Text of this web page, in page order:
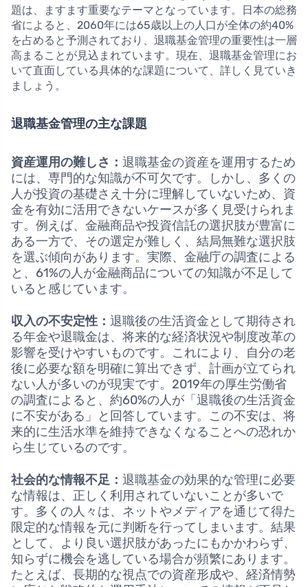
題は、ますます重要なテーマとなっています。日本の総務
省によると、2060年には65歳以上の人口が全体の約40%
を占めると予測されており、退職基金管理の重要性は一層
高まることが見込まれています。現在、退職基金管理にお
いて直面している具体的な課題について、詳しく見ていき
ましょう。
退職基金管理の主な課題
資産運用の難しさ： 退職基金の資産を運用するため
には、専門的な知識が不可欠です。しかし、多くの
人が投資の基礎さえ十分に理解していないため、資
金を有効に活用できないケースが多く見受けられま
す。例えば、金融商品や投資信託の選択肢が豊富に
ある一方で、その選定が難しく、結局無難な選択肢
を選ぶ傾向があります。実際、金融庁の調査による
と、61%の人が金融商品についての知識が不足して
いると感じています。
収入の不安定性： 退職後の生活資金として期待され
る年金や退職金は、将来的な経済状況や制度改革の
影響を受けやすいものです。これにより、自分の老
後に必要な額を明確に算出できず、計画が立てられ
ない人が多いのが現実です。2019年の厚生労働省
の調査によると、約60%の人が「退職後の生活資金
に不安がある」と回答しています。この不安は、将
来的に生活水準を維持できなくなることへの恐れか
ら生じているのです。
社会的な情報不足： 退職基金の効果的な管理に必要
な情報は、正しく利用されていないことが多いで
す。多くの人々は、ネットやメディアを通じて得た
限定的な情報を元に判断を行ってしまいます。結果
として、より良い選択肢があったにもかかわらず、
知らずに機会を逃している場合が頻繁にあります。
たとえば、長期的な視点での資産形成や、経済情勢